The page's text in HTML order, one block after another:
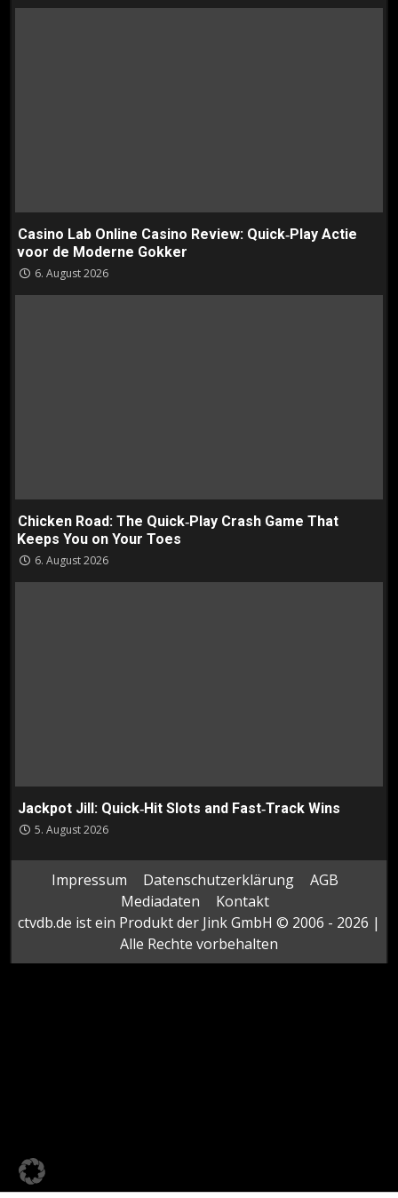
Casino Lab Online Casino Review: Quick‑Play Actie
voor de Moderne Gokker
6. August 2026
Chicken Road: The Quick‑Play Crash Game That
Keeps You on Your Toes
6. August 2026
Jackpot Jill: Quick‑Hit Slots and Fast‑Track Wins
5. August 2026
Impressum Datenschutzerklärung
AGB
Mediadaten
Kontakt
ctvdb.de ist ein Produkt der Jink GmbH © 2006 - 2026 |
Alle Rechte vorbehalten